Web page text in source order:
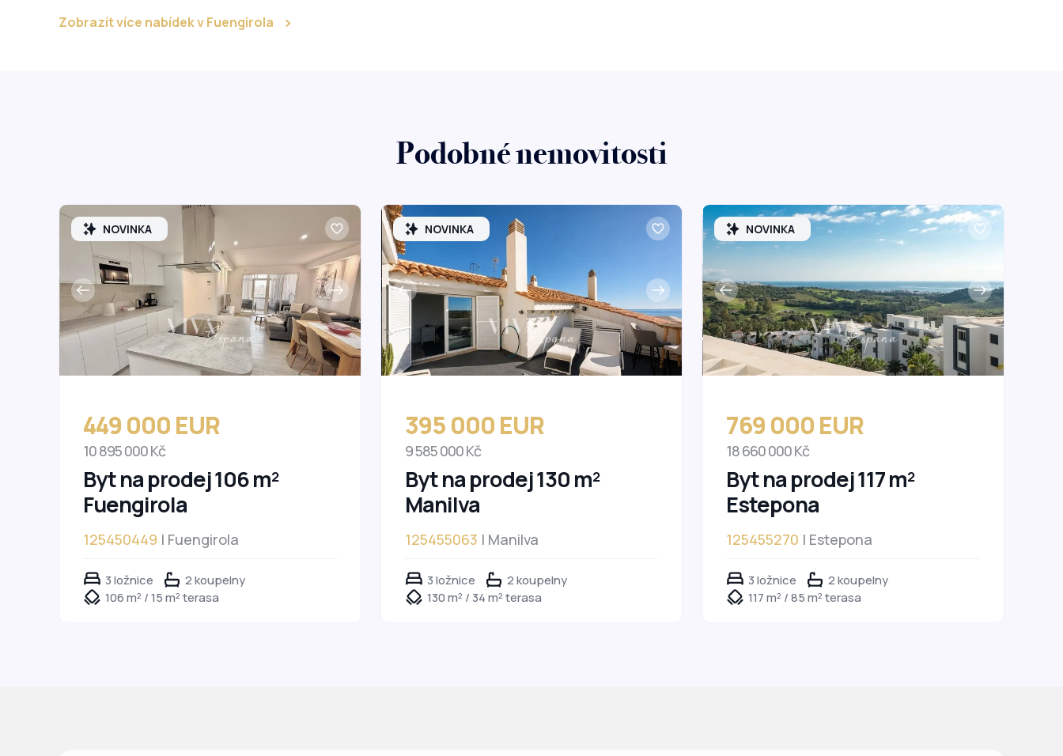
Zobrazít více nabídek v Fuengirola
Podobné nemovitosti
NOVINKA
449 000 EUR
10 895 000 Kč
Byt na prodej 106 m²
Fuengirola
125450449 | Fuengirola
3 ložnice
2 koupelny
106 m² / 15 m² terasa
NOVINKA
395 000 EUR
9 585 000 Kč
Byt na prodej 130 m²
Manilva
125455063 | Manilva
3 ložnice
2 koupelny
130 m² / 34 m² terasa
NOVINKA
769 000 EUR
18 660 000 Kč
Byt na prodej 117 m²
Estepona
125455270 | Estepona
3 ložnice
2 koupelny
117 m² / 85 m² terasa